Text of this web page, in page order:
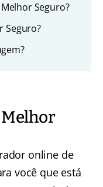
Seguro?
Seguro?
Melhor
online de
você que está